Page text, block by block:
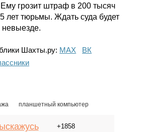
грозит штраф в 200 тысяч
лет тюрьмы. Ждать суда будет
невыезде.
Шахты.ру: МАХ
ВК
планшетный компьютер
+1858